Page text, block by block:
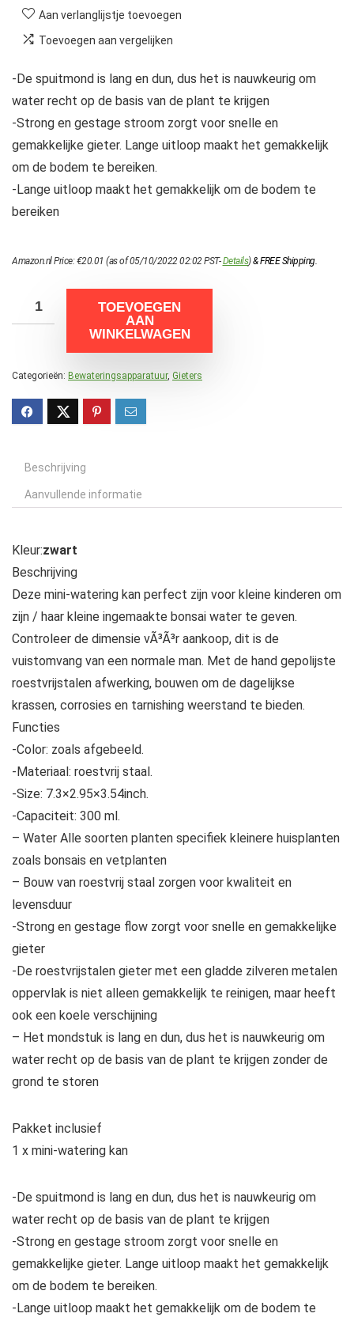
Aan verlanglijstje toevoegen
Toevoegen aan vergelijken
-De spuitmond is lang en dun, dus het is nauwkeurig om
water recht op de basis van de plant te krijgen
-Strong en gestage stroom zorgt voor snelle en
gemakkelijke gieter. Lange uitloop maakt het gemakkelijk
om de bodem te bereiken.
-Lange uitloop maakt het gemakkelijk om de bodem te
bereiken
Amazon.nl Price:€20.01 (as of 05/10/2022 02:02 PST-Details)&FREE Shipping.
TOEVOEGEN
AAN
WINKELWAGEN
Categorieën: Bewateringsapparatuur, Gieters
Beschrijving
Aanvullende informatie
Kleur:zwart
Beschrijving
Deze mini-watering kan perfect zijn voor kleine kinderen om
zijn / haar kleine ingemaakte bonsai water te geven.
Controleer de dimensie vÃ³Ã³r aankoop, dit is de
vuistomvang van een normale man. Met de hand gepolijste
roestvrijstalen afwerking, bouwen om de dagelijkse
krassen, corrosies en tarnishing weerstand te bieden.
Functies
-Color: zoals afgebeeld.
-Materiaal: roestvrij staal.
-Size: 7.3×2.95×3.54inch.
-Capaciteit: 300 ml.
– Water Alle soorten planten specifiek kleinere huisplanten
zoals bonsais en vetplanten
– Bouw van roestvrij staal zorgen voor kwaliteit en
levensduur
-Strong en gestage flow zorgt voor snelle en gemakkelijke
gieter
-De roestvrijstalen gieter met een gladde zilveren metalen
oppervlak is niet alleen gemakkelijk te reinigen, maar heeft
ook een koele verschijning
– Het mondstuk is lang en dun, dus het is nauwkeurig om
water recht op de basis van de plant te krijgen zonder de
grond te storen
Pakket inclusief
1 x mini-watering kan
-De spuitmond is lang en dun, dus het is nauwkeurig om
water recht op de basis van de plant te krijgen
-Strong en gestage stroom zorgt voor snelle en
gemakkelijke gieter. Lange uitloop maakt het gemakkelijk
om de bodem te bereiken.
-Lange uitloop maakt het gemakkelijk om de bodem te